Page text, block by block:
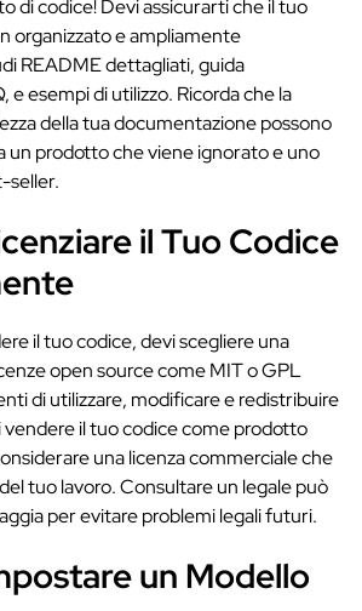
di codice! Devi assicurarti che il tuo
organizzato e ampliamente
README dettagliati, guida
e esempi di utilizzo. Ricorda che la
della tua documentazione possono
un prodotto che viene ignorato e uno
seller.
il Tuo Codice
il tuo codice, devi scegliere una
open source come MIT o GPL
di utilizzare, modificare e redistribuire
vendere il tuo codice come prodotto
una licenza commerciale che
tuo lavoro. Consultare un legale può
per evitare problemi legali futuri.
un Modello